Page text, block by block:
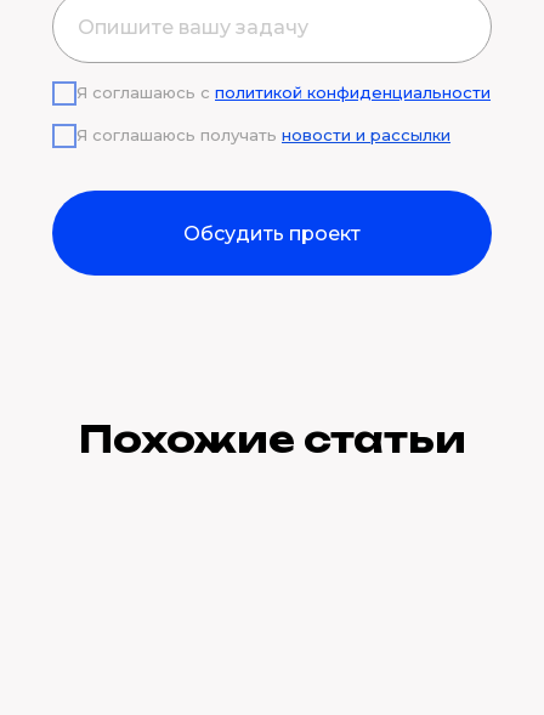
Я соглашаюсь с политикой конфиденциальности
Я соглашаюсь получать новости и рассылки
Обсудить проект
Похожие статьи